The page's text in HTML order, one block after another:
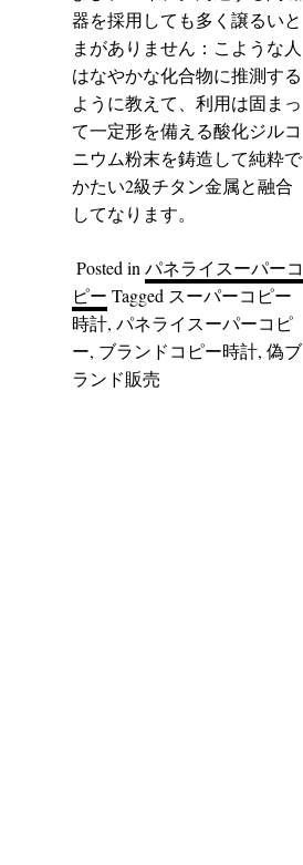
器を採用しても多く譲るいと
まがありません：こような人
はなやかな化合物に推測する
ように教えて、利用は固まっ
て一定形を備える酸化ジルコ
ニウム粉末を鋳造して純粋で
かたい2級チタン金属と融合
してなります。
Posted in パネライスーパーコ
ピー Tagged スーパーコピー
時計, パネライスーパーコピ
ー, ブランドコピー時計, 偽ブ
ランド販売